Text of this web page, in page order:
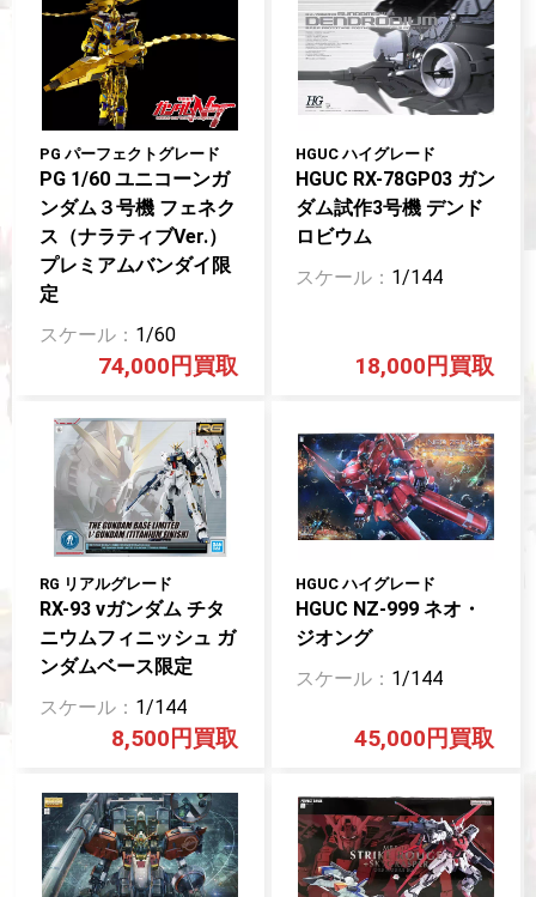
PG パーフェクトグレード
PG 1/60 ユニコーンガ
ンダム３号機 フェネク
ス（ナラティブVer.）
プレミアムバンダイ限
定
1/60
74,000円
HGUC ハイグレード
HGUC RX-78GP03 ガン
ダム試作3号機 デンド
ロビウム
1/144
18,000円
RG リアルグレード
RX-93 νガンダム チタ
ニウムフィニッシュ ガ
ンダムベース限定
1/144
8,500円
HGUC ハイグレード
HGUC NZ-999 ネオ・
ジオング
1/144
45,000円